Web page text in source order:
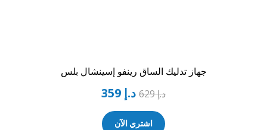
جهاز تدليك الساق رينفو إسينشال بلس
د.إ629 د.إ
اشتري الآن